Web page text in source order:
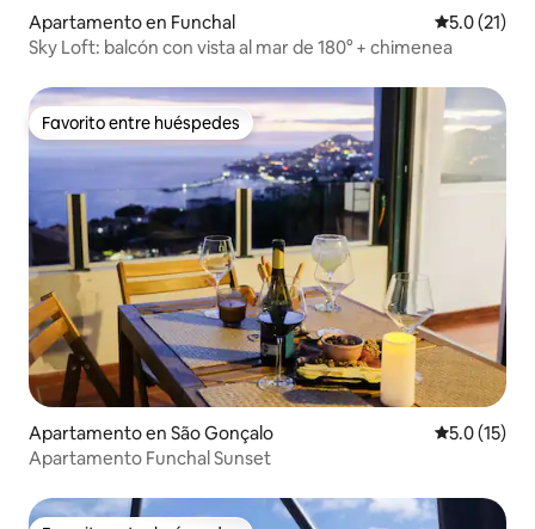
Apartamento en Funchal Calificación
5.0 (21)
Sky Loft: balcón con vista al mar de 180° + chimenea
Favorito entre huéspedes
Favorito entre huéspedes
Apartamento en São Gonçalo Calificación
5.0 (15)
Apartamento Funchal Sunset